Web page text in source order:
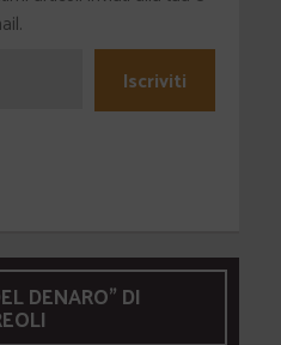
Iscriviti
DENARO” DI